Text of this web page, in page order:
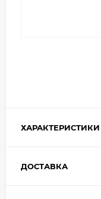
ХАРАКТЕРИСТИКИ
ДОСТАВКА